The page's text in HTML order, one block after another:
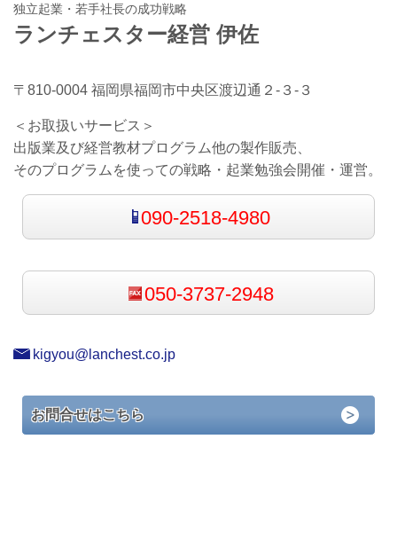
独立起業・若手社長の成功戦略
ランチェスター経営 伊佐
〒810-0004 福岡県福岡市中央区渡辺通２-３-３
＜お取扱いサービス＞
出版業及び経営教材プログラム他の製作販売、
そのプログラムを使っての戦略・起業勉強会開催・運営。
090-2518-4980
050-3737-2948
kigyou@lanchest.co.jp
お問合せはこちら